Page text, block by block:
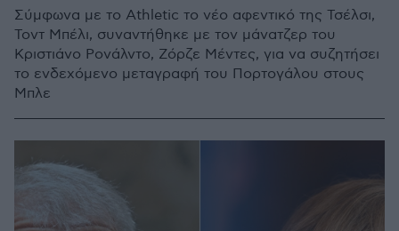
Σύμφωνα με το Athletic το νέο αφεντικό της Τσέλσι,
Τοντ Μπέλι, συναντήθηκε με τον μάνατζερ του
Κριστιάνο Ρονάλντο, Ζόρζε Μέντες, για να συζητήσει
το ενδεχόμενο μεταγραφή του Πορτογάλου στους
Μπλε